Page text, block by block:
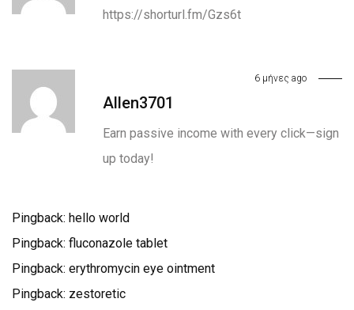
https://shorturl.fm/Gzs6t
Allen3701
6 μήνες ago
Earn passive income with every click—sign
up today!
Pingback: hello world
Pingback: fluconazole tablet
Pingback: erythromycin eye ointment
Pingback: zestoretic